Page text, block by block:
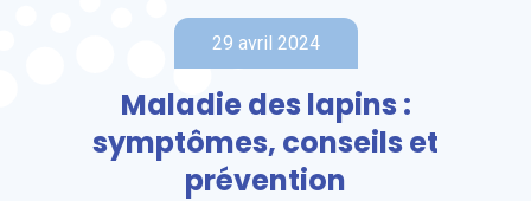
29 avril 2024
Maladie des lapins :
symptômes, conseils et
prévention